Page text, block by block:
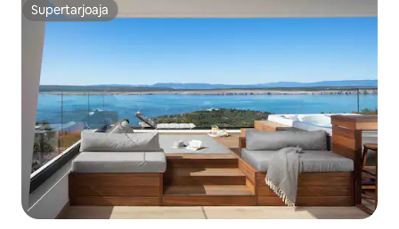
Supertarjoaja
Supertarjoaja